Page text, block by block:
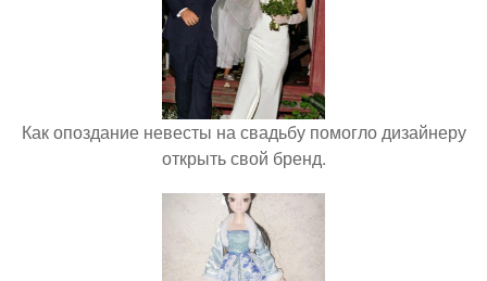
Как опоздание невесты на свадьбу помогло дизайнеру
открыть свой бренд.